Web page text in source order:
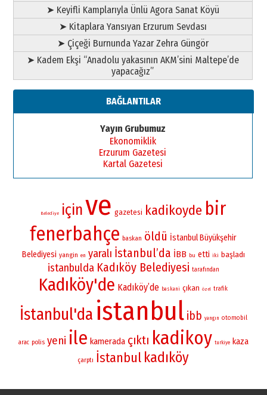
➤ Keyifli Kamplarıyla Ünlü Agora Sanat Köyü
➤ Kitaplara Yansıyan Erzurum Sevdası
➤ Çiçeği Burnunda Yazar Zehra Güngör
➤ Kadem Ekşi “Anadolu yakasının AKM’sini Maltepe’de
yapacağız”
BAĞLANTILAR
Yayın Grubumuz
Ekonomiklik
Erzurum Gazetesi
Kartal Gazetesi
Belediye içinve gazetesi kadikoyde bir
fenerbahçe baskan öldü İstanbul Büyükşehir
Belediyesi yangin en yaralı İstanbul’da İBB bu etti iki başladı
istanbulda Kadıköy Belediyesi tarafından
Kadıköy'de Kadıköy’de baskani çıkan özel trafik
İstanbul'da istanbul ibb yangın otomobil
arac polis yeni ile kamerada çıktı kadikoy turkiye kaza
çarptı İstanbul kadıköy